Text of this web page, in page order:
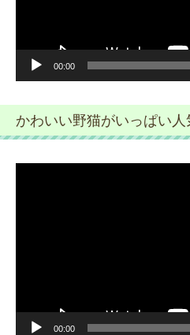
00:00
かわいい野猫がいっぱい
00:00